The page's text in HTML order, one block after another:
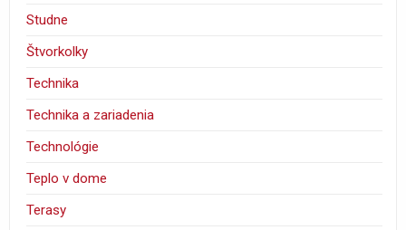
Studne
Štvorkolky
Technika
Technika a zariadenia
Technológie
Teplo v dome
Terasy